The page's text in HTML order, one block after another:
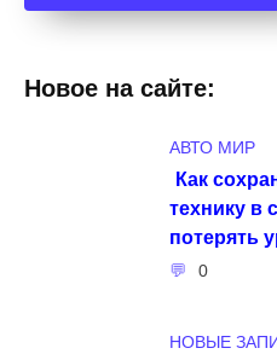
Новое на сайте:
АВТО МИР
Как
технику в
потерять
0
НОВЫЕ